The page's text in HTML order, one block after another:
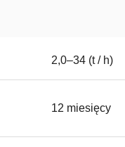
2,0–34 (t / h)
12 miesięcy